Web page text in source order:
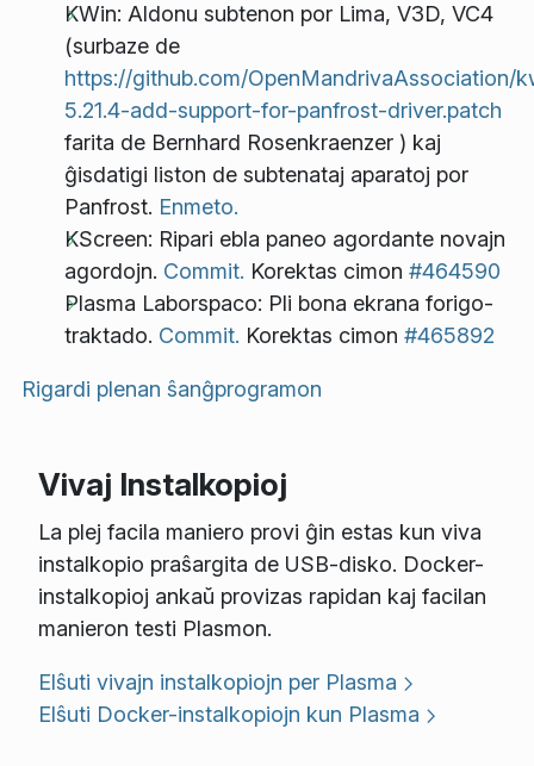
KWin: Aldonu subtenon por Lima, V3D, VC4
(surbaze de
https://github.com/OpenMandrivaAssociation/
5.21.4-add-support-for-panfrost-driver.patch
farita de Bernhard Rosenkraenzer ) kaj
ĝisdatigi liston de subtenataj aparatoj por
Panfrost. Enmeto.
KScreen: Ripari ebla paneo agordante novajn
agordojn. Commit. Korektas cimon #464590
Plasma Laborspaco: Pli bona ekrana forigo-
traktado. Commit. Korektas cimon #465892
Rigardi plenan ŝanĝprogramon
Vivaj Instalkopioj
La plej facila maniero provi ĝin estas kun viva
instalkopio praŝargita de USB-disko. Docker-
instalkopioj ankaŭ provizas rapidan kaj facilan
manieron testi Plasmon.
Elŝuti vivajn instalkopiojn per Plasma
Elŝuti Docker-instalkopiojn kun Plasma